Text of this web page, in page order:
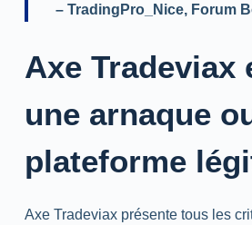
– TradingPro_Nice, Forum
Axe Tradeviax
une arnaque
plateforme
Axe Tradeviax présente tous les